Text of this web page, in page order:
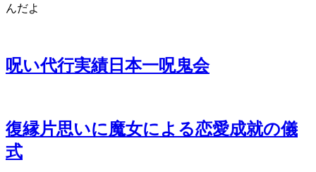
んだよ
呪い代行実績日本一呪鬼会
復縁片思いに魔女による恋愛成就の儀
式